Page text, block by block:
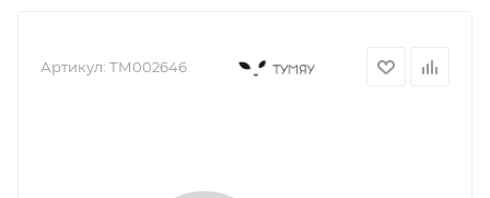
Артикул: ТМ002646